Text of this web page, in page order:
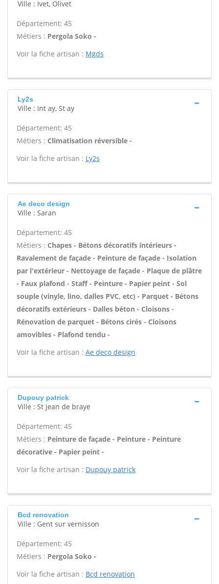
Ville : Ivet, Olivet
Département: 45
Métiers : Pergola Soko -
Voir la fiche artisan : Mgds
Ly2s
Ville : Int ay, St ay
Département: 45
Métiers : Climatisation réversible -
Voir la fiche artisan : Ly2s
Ae deco design
Ville : Saran
Département: 45
Métiers : Chapes - Bétons décoratifs intérieurs -
Ravalement de façade - Peinture de façade - Isolation
par l'extérieur - Nettoyage de façade - Plaque de plâtre
- Faux plafond - Staff - Peinture - Papier peint - Sol
souple (vinyle, lino, dalles PVC, etc) - Parquet - Bétons
décoratifs extérieurs - Dalles béton - Cloisons -
Rénovation de parquet - Bétons cirés - Cloisons
amovibles - Plafond tendu -
Voir la fiche artisan : Ae deco design
Dupouy patrick
Ville : St jean de braye
Département: 45
Métiers : Peinture de façade - Peinture - Peinture
décorative - Papier peint -
Voir la fiche artisan : Dupouy patrick
Bcd renovation
Ville : Gent sur vernisson
Département: 45
Métiers : Pergola Soko -
Voir la fiche artisan : Bcd renovation